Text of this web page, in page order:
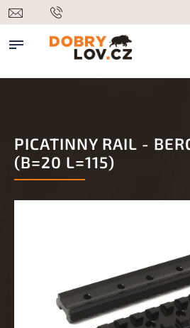
PICATINNY RAIL -
(B=20 L=115)